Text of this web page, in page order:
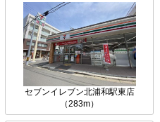
セブンイレブン北浦和駅東店
（283m）